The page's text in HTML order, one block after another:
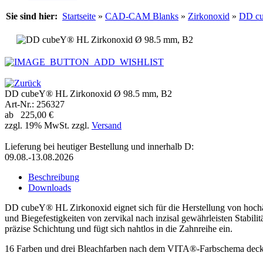
Sie sind hier: Startseite » CAD-CAM Blanks » Zirkonoxid » DD
DD cubeY® HL Zirkonoxid Ø 98.5 mm, B2
Art-Nr.: 256327
ab 225,00 €
zzgl. 19% MwSt. zzgl. Versand
Lieferung bei heutiger Bestellung und innerhalb D:
09.08.-13.08.2026
Beschreibung
Downloads
DD cubeY® HL Zirkonoxid eignet sich für die Herstellung von
und Biegefestigkeiten von zervikal nach inzisal gewährleisten
präzise Schichtung und fügt sich nahtlos in die Zahnreihe ein.
16 Farben und drei Bleachfarben nach dem VITA®-Farbschema